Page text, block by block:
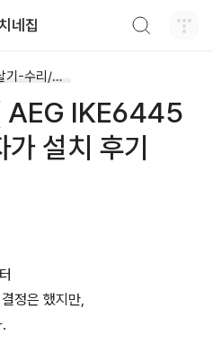
네집
탐나는도다-제주정착기/고치고 살기-수리/정리
AEG IKE6445
설치 후기
정은 했지만,